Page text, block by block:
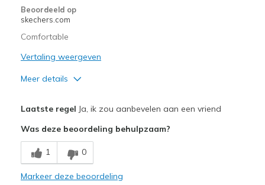
Beoordeeld op
skechers.com
Comfortable
Vertaling weergeven
Meer details
Minpunten
Need Break In
Laatste regel Ja, ik zou aanbevelen aan een vriend
Was deze beoordeling behulpzaam?
1 0
Markeer deze beoordeling